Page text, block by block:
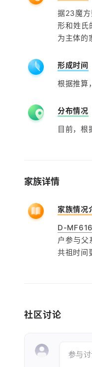
据23魔方
形和姓氏
为主体的
形成时间
根据推算，
分布情况
目前，根
家族详情
家族情况
D-
户参与父
共祖时间
社区讨论
参与